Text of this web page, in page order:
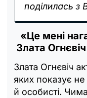
поділилась з
«Це мені
Злата
Злата Огнєвіч
яких показує
й особисті.